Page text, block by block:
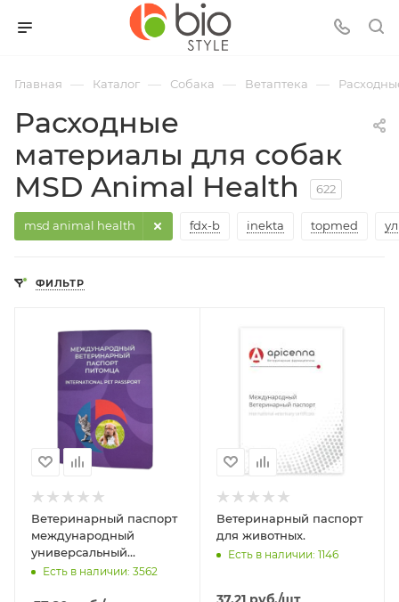
Главная — Каталог — Собака — Ветаптека —
Расходные
материалы для собак
MSD Animal Health
622
fdx-b inekta topmed
msd animal health
ФИЛЬТР
Ветеринарный паспорт
международный
универсальный
БиоСтайл
Есть в наличии: 3562
Ветеринарный паспорт
для животных.
Есть в наличии: 1146